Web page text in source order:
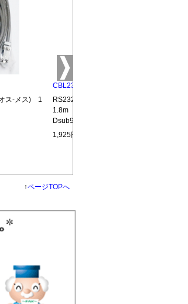
ス-メス) 1
CBL232-MM
RS232C全結線ストレートケーブル(オ
1.8m
Dsub9P(ｵｽ/ｲﾝﾁ) ― Dsub9P(ｵｽ/ｲﾝﾁ)
1,925円(税込)
↑ページTOPへ